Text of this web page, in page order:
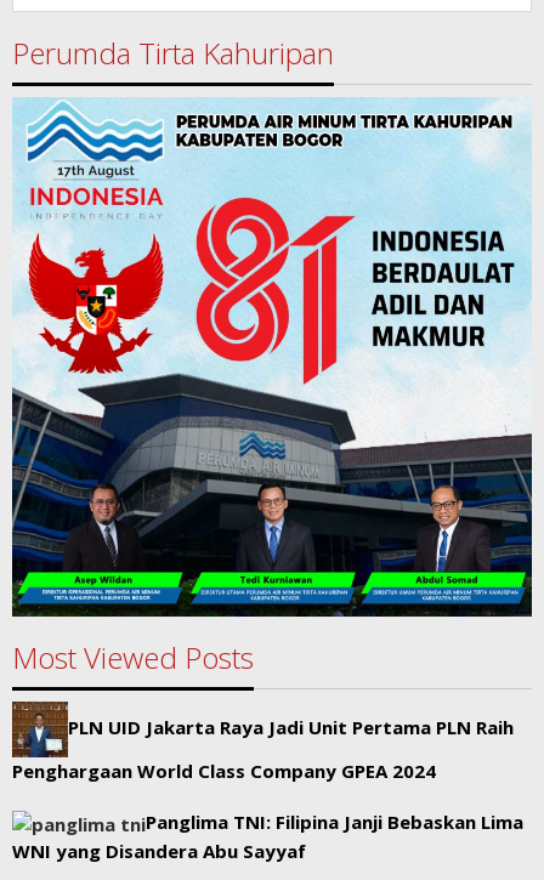
Perumda Tirta Kahuripan
Most Viewed Posts
PLN UID Jakarta Raya Jadi Unit Pertama PLN Raih
Penghargaan World Class Company GPEA 2024
Panglima TNI: Filipina Janji Bebaskan Lima
WNI yang Disandera Abu Sayyaf